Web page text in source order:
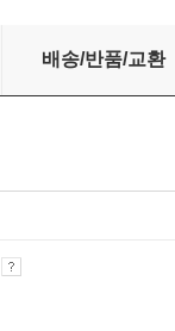
배송/반품/교환